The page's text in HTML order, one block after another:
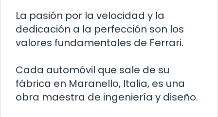
La pasión por la velocidad y la
dedicación a la perfección son los
valores fundamentales de Ferrari.
Cada automóvil que sale de su
fábrica en Maranello, Italia, es una
obra maestra de ingeniería y diseño.